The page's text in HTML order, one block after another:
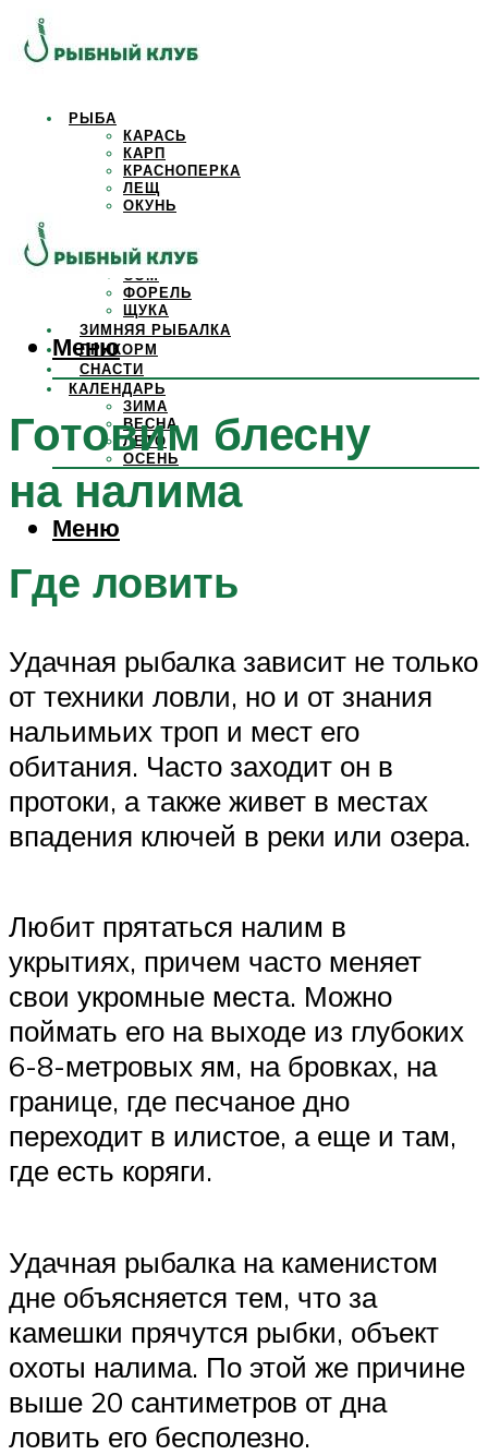
РЫБА
КАРАСЬ
КАРП
КРАСНОПЕРКА
ЛЕЩ
ОКУНЬ
САЗАН
СОМ
ФОРЕЛЬ
ЩУКА
ЗИМНЯЯ РЫБАЛКА
ПРИКОРМ
СНАСТИ
КАЛЕНДАРЬ
ЗИМА
ВЕСНА
ЛЕТО
ОСЕНЬ
Меню
Меню
Готовим блесну
на налима
Где ловить
Удачная рыбалка зависит не только
от техники ловли, но и от знания
нальимьих троп и мест его
обитания. Часто заходит он в
протоки, а также живет в местах
впадения ключей в реки или озера.
Любит прятаться налим в
укрытиях, причем часто меняет
свои укромные места. Можно
поймать его на выходе из глубоких
6-8-метровых ям, на бровках, на
границе, где песчаное дно
переходит в илистое, а еще и там,
где есть коряги.
Удачная рыбалка на каменистом
дне объясняется тем, что за
камешки прячутся рыбки, объект
охоты налима. По этой же причине
выше 20 сантиметров от дна
ловить его бесполезно.